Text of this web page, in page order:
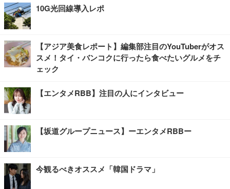
10G光回線導入レポ
【アジア美食レポート】編集部注目のYouTuberがオス
スメ！タイ・バンコクに行ったら食べたいグルメをチ
ェック
【エンタメRBB】注目の人にインタビュー
【坂道グループニュース】ーエンタメRBBー
今観るべきオススメ「韓国ドラマ」